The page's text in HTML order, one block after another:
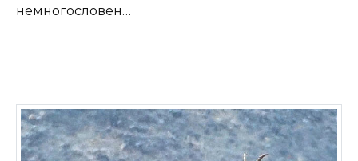
немногословен…